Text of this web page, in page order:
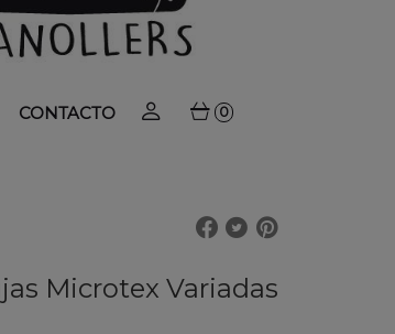
CONTACTO 0
Microtex Variadas